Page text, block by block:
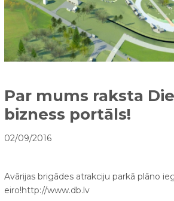
Par mums raksta
bizness portāls!
02/09/2016
Avārijas brigādes atrakciju parkā plāno
eiro!http://www.db.lv